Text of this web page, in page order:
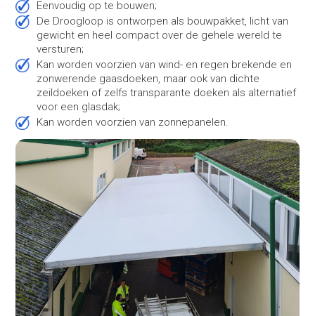
Eenvoudig op te bouwen;
De Droogloop is ontworpen als bouwpakket, licht van
gewicht en heel compact over de gehele wereld te
versturen;
Kan worden voorzien van wind- en regen brekende en
zonwerende gaasdoeken, maar ook van dichte
zeildoeken of zelfs transparante doeken als alternatief
voor een glasdak;
Kan worden voorzien van zonnepanelen.